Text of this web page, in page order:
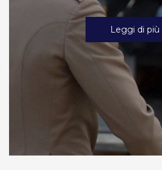
Leggi di più